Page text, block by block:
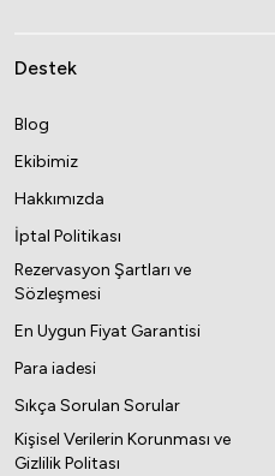
Destek
Blog
Ekibimiz
Hakkımızda
İptal Politikası
Rezervasyon Şartları ve
Sözleşmesi
En Uygun Fiyat Garantisi
Para iadesi
Sıkça Sorulan Sorular
Kişisel Verilerin Korunması ve
Gizlilik Politası